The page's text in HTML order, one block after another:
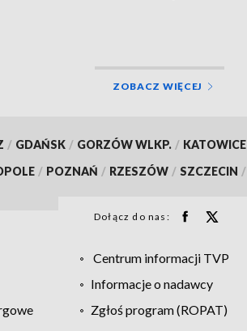
ZOBACZ WIĘCEJ
/ GDAŃSK / GORZÓW WLKP. / KATOWICE
/ POZNAŃ / RZESZÓW / SZCZECIN /
Dołącz do nas:
Centrum informacji TVP
Informacje o nadawcy
Zgłoś program (ROPAT)